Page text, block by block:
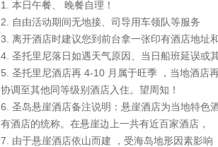
1. 本日午餐、 晚餐自理！
2. 自由活动期间无地接、司导用车领队等服务
3. 离开酒店时建议您到前台拿一张印有酒店地址
4. 圣托里尼落日如遇天气原因、当日船班延误或
5. 圣托里尼酒店再 4-10 月属于旺季 ，当地酒店
协调至其他同等级别酒店入住。望周知！
6. 圣岛悬崖酒店备注说明：悬崖酒店为当地特色
有酒店的统称。在悬崖边上一共有近百家酒店，
7. 由于悬崖酒店依山而建 ，受海岛地形因素影